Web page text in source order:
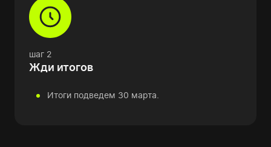
шаг 2
Жди итогов
Итоги подведем 30 марта.